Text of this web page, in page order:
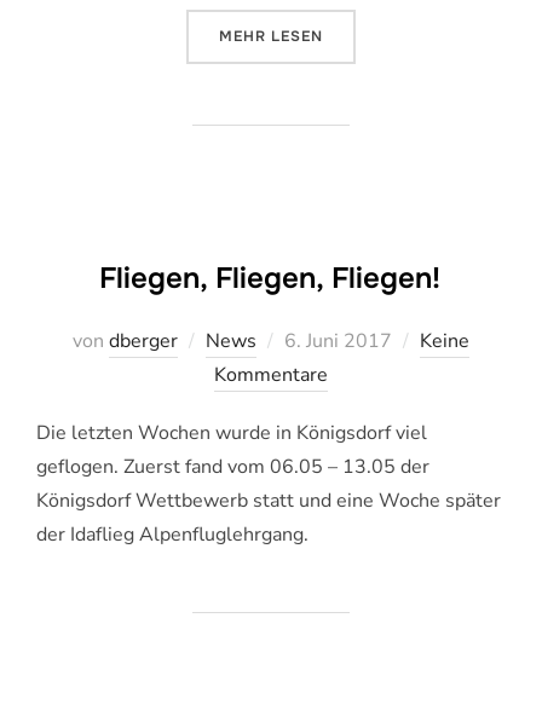
MEHR ÜBER „ANWÄRTERAUFNAHME
LESEN
Fliegen, Fliegen, Fliegen!
von dberger News
Veröffentlicht
am
6. Juni 2017
Keine
Kommentare
Die letzten Wochen wurde in Königsdorf viel
geflogen. Zuerst fand vom 06.05 – 13.05 der
Königsdorf Wettbewerb statt und eine Woche später
der Idaflieg Alpenfluglehrgang.